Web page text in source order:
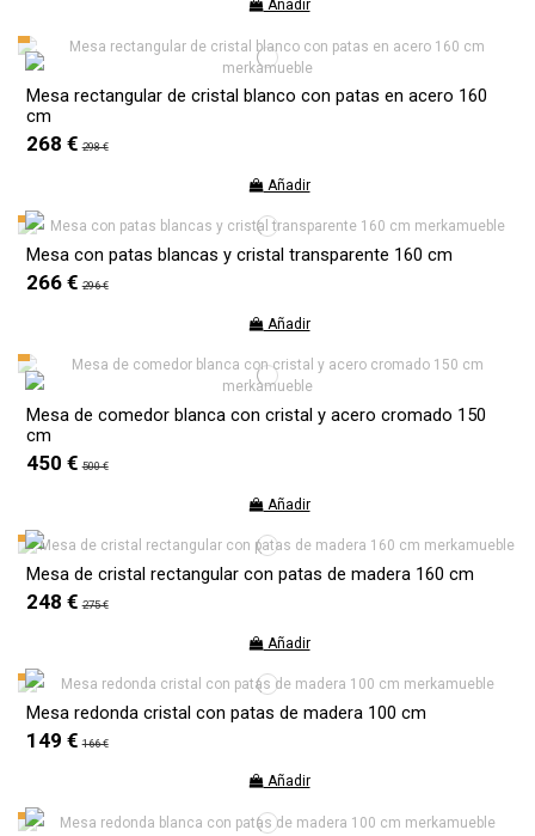
Añadir
Mesa rectangular de cristal blanco con patas en acero 160
cm
268 € 298 €
Añadir
Mesa con patas blancas y cristal transparente 160 cm
266 € 296 €
Añadir
Mesa de comedor blanca con cristal y acero cromado 150
cm
450 € 500 €
Añadir
Mesa de cristal rectangular con patas de madera 160 cm
248 € 275 €
Añadir
Mesa redonda cristal con patas de madera 100 cm
149 € 166 €
Añadir